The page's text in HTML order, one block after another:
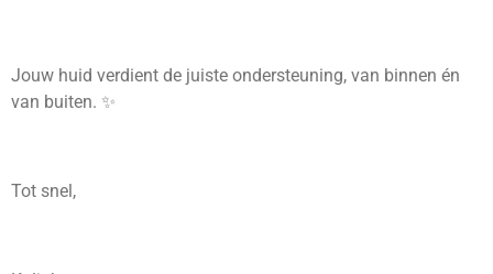
Jouw huid verdient de juiste ondersteuning, van binnen én
van buiten. ✨
Tot snel,